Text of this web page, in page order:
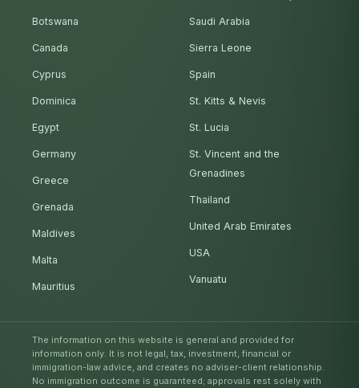
Botswana
Canada
Cyprus
Dominica
Egypt
Germany
Greece
Grenada
Maldives
Malta
Mauritius
Saudi Arabia
Sierra Leone
Spain
St. Kitts & Nevis
St. Lucia
St. Vincent and the
Grenadines
Thailand
United Arab Emirates
USA
Vanuatu
The information on this website is general and provided for
information only. It is not legal, tax, investment, financial or
immigration-law advice, and creates no adviser-client relationship.
No immigration outcome is guaranteed; approvals rest solely with